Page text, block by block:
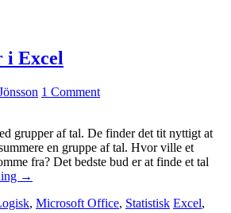
i Excel
1 Comment
grupper af tal. De finder det tit nyttigt at
en gruppe af tal. Hvor ville et
fra? Det bedste bud er at finde et tal
→
, Microsoft Office, Statistisk Excel,